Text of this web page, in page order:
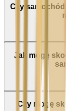
Czy
Jak mogę
Czy mogę